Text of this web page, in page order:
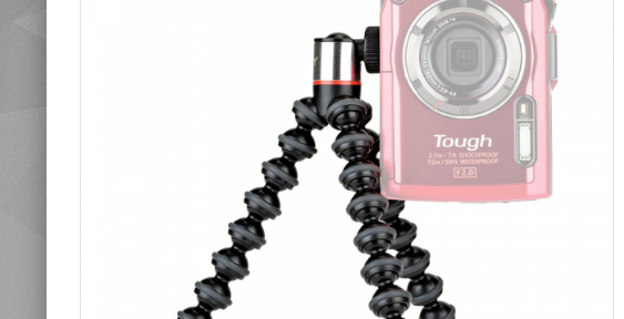
Diktafonok, Diktafon
tartozékok
Markolatok
Vakuk
Távcsövek,
teleszkópok
Táskák, tokok
Okostelefon
kiegészítők
Fűthető ruházat